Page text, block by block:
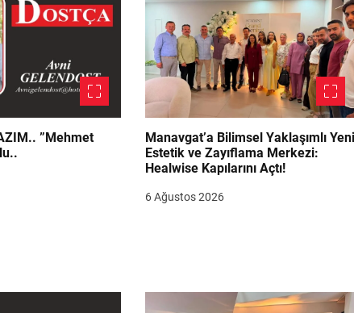
Manavgat’a Bilimsel Yaklaşımlı
Estetik ve Zayıflama Merkezi:
Healwise Kapılarını Açtı!
6 Ağustos 2026